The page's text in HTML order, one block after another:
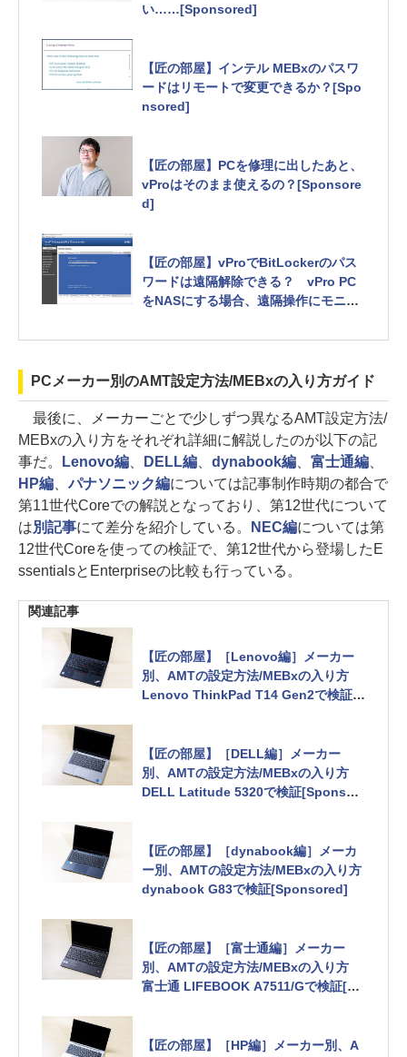
い……[Sponsored]
【匠の部屋】インテル MEBxのパスワ
ードはリモートで変更できるか？[Spo
nsored]
【匠の部屋】PCを修理に出したあと、
vProはそのまま使えるの？[Sponsore
d]
【匠の部屋】vProでBitLockerのパス
ワードは遠隔解除できる？ vPro PC
をNASにする場合、遠隔操作にモニタ
PCメーカー別のAMT設定方法/MEBxの入り方ガイド
最後に、メーカーごとで少しずつ異なるAMT設定方法/
MEBxの入り方をそれぞれ詳細に解説したのが以下の記
事だ。
Lenovo編、 DELL編、 dynabook編、 富士通編、
HP編、パナソニック編については記事制作時期の都合で
第11世代Coreでの解説となっており、第12世代について
は別記事にて差分を紹介している。 NEC編については第
12世代Coreを使っての検証で、第12世代から登場したE
ssentialsとEnterpriseの比較も行っている。
関連記事
【匠の部屋】［Lenovo編］メーカー
別、AMTの設定方法/MEBxの入り方
Lenovo ThinkPad T14 Gen2で検証[S
【匠の部屋】［DELL編］メーカー
別、AMTの設定方法/MEBxの入り方
DELL Latitude 5320で検証[Sponsor
【匠の部屋】［dynabook編］メーカ
ー別、AMTの設定方法/MEBxの入り方
dynabook G83で検証[Sponsored]
【匠の部屋】［富士通編］メーカー
別、AMTの設定方法/MEBxの入り方
富士通 LIFEBOOK A7511/Gで検証[Sp
【匠の部屋】［HP編］メーカー別、A